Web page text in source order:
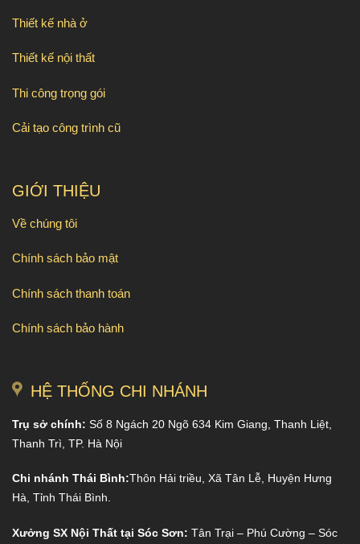
Thiết kế nhà ở
Thiết kế nội thất
Thi công trọng gói
Cải tạo công trình cũ
GIỚI THIỆU
Về chúng tôi
Chính sách bảo mật
Chính sách thanh toán
Chính sách bảo hành
HỆ THỐNG CHI NHÁNH
Trụ sở chính: Số 8 Ngách 20 Ngõ 634 Kim Giang, Thanh Liệt,
Thanh Trì, TP. Hà Nội
Chi nhánh Thái Bình:Thôn Hải triều, Xã Tân Lễ, Huyện Hưng
Hà, Tỉnh Thái Bình.
Xưởng SX Nội Thất tại Sóc Sơn: Tân Trại – Phú Cường – Sóc